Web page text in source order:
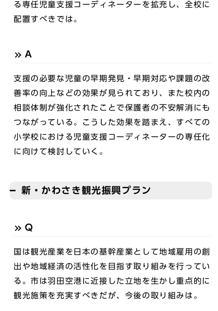
る専任児童支援コーディネーターを拡充し、全校に
配置すべきでは。
A
支援の必要な児童の早期発見・早期対応や課題の改
善率の向上などの効果が見られており、また校内の
相談体制が強化されたことで保護者の不安解消にも
つながっている。こうした効果を踏まえ、すべての
小学校における児童支援コーディネーターの専任化
に向けて検討していく。
新・かわさき観光振興プラン
Q
国は観光産業を日本の基幹産業として地域雇用の創
出や地域経済の活性化を目指す取り組みを行ってい
る。市は羽田空港に近接した立地を生かし重点的に
観光施策を充実すべきだが、今後の取り組みは。